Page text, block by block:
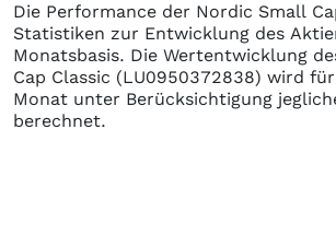
Die Performance der Nordic Small
Statistiken zur Entwicklung des
Monatsbasis. Die Wertentwicklung
Cap Classic (LU0950372838) wird für
Monat unter Berücksichtigung
berechnet.